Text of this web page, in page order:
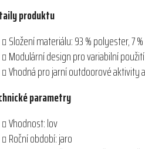
produktu
Složení materiálu: 93 % polyester, 7
Modulární design pro variabilní použití
Vhodná pro jarní outdoorové aktivity
parametry
Vhodnost: lov
Roční období: jaro